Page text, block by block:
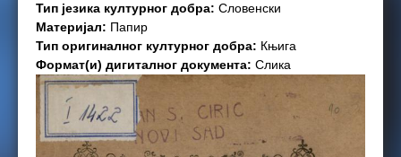
Тип језика културног добра: Словенски
Материјал: Папир
Тип оригиналног културног добра: Књига
Формат(и) дигиталног документа: Слика